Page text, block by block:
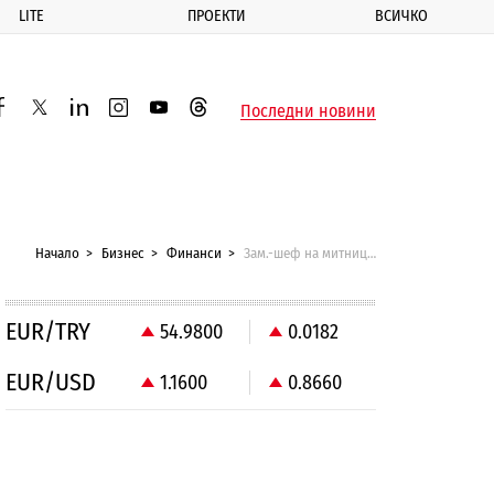
LITE ПРОЕКТИ ВСИЧКО
twitterlinkedininstagram
youtubethreadsПоследни новини
Начало Бизнес Финанси Зам.-шеф на митниците хвърли оставка
EUR/TRY 54.9800 0.0182
EUR/USD 1.1600 0.8660